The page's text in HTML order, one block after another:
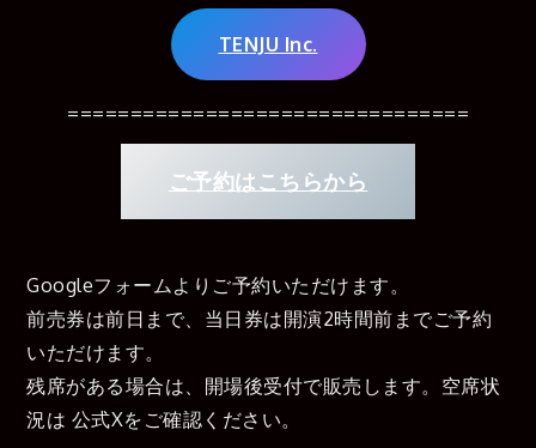
TENJU Inc.
================================
ご予約はこちらから
Googleフォームよりご予約いただけます。
前売券は前日まで、当日券は開演2時間前までご予約
いただけます。
残席がある場合は、開場後受付で販売します。空席状
況は 公式Xをご確認ください。